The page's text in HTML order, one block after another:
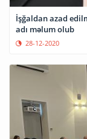
İşğaldan azad
adı məlum olub
28-12-2020